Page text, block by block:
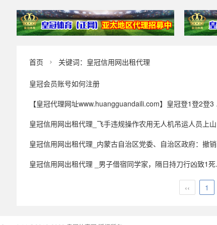
首页  关键词：皇冠信用网出租代理
皇冠会员账号如何注册
【皇冠代理网址www.huangguandaili.com】皇冠登1登2登3 代理「皇冠正网www.hg0088.com」代理注册
皇冠信用网出租代理_飞手违规操作农用无人机吊运人员上山，离地高度超10米！大疆：吊销操作证，禁飞禁考1年
皇冠信用网出租代理_内蒙古自治区党委、自治区政府：撤销章晓萍、边东“人民满意的公务员”称号
皇冠信用网出租代理 _男子借宿同学家，隔日持刀行凶致1死1重伤 死者妹妹：他作案前还主动让大哥陪做胃镜
‹‹ 1